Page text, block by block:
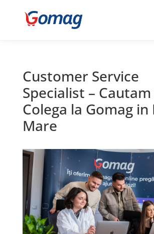
Customer Service
Specialist –
Colega la Gomag in
Mare